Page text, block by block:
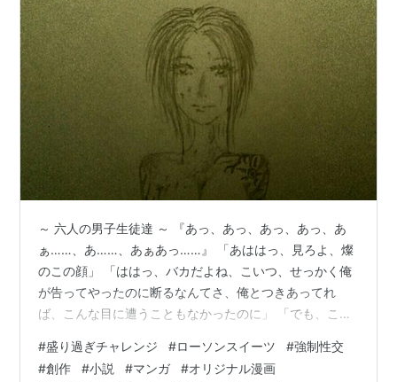
～ 六人の男子生徒達 ～ 『あっ、あっ、あっ、あっ、あ
ぁ……、あ……、あぁあっ……』 「あははっ、見ろよ、燦
のこの顔」 「ははっ、バカだよね、こいつ、せっかく俺
が告ってやったのに断るなんてさ、俺とつきあってれ
ば、こんな目に遭うこともなかったのに」 「でも、こん
愉しんでない？いきまくりじゃん？」 ｢なあ……｣ ｢お？｣
｢マジでほんとに大丈夫かなぁ……、こんなにやっちゃっ
#盛り過ぎチャレンジ #ローソンスイーツ #強制性交
#創作 #小説 #マンガ #オリジナル漫画